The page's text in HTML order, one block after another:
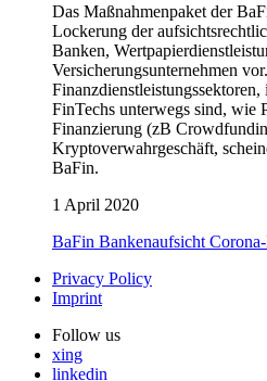
Das Maßnahmenpaket der
Lockerung der
Banken,
Versicherungsunternehmen
FinTechs unterwegs sind, wie
Finanzierung (zB
Kryptoverwahrgeschäft,
BaFin.
1 April 2020
BaFin Bankenaufsicht
Privacy Policy
Imprint
Follow us
xing
linkedin